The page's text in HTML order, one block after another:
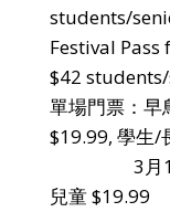
students/
Festival
$42
單場門票：早
$19.99, 學生/
3月16日
兒童 $19.99